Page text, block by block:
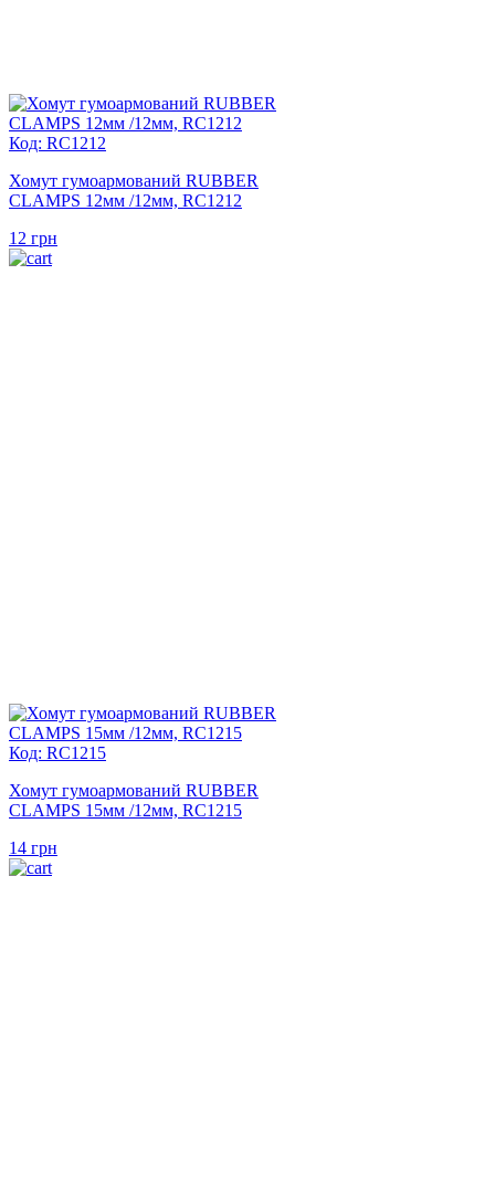
Код: RC1212
Хомут гумоармований RUBBER
CLAMPS 12мм /12мм, RC1212
12 грн
Код: RC1215
Хомут гумоармований RUBBER
CLAMPS 15мм /12мм, RC1215
14 грн